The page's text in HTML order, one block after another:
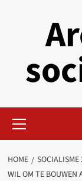
Menu
HOME
WIL OM TE BOUWEN